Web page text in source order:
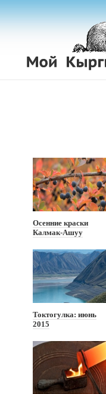
Осенние краски
Калмак-Ашуу
Токтогулка: июнь
2015